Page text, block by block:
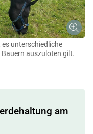
unterschiedliche
auszuloten gilt.
am